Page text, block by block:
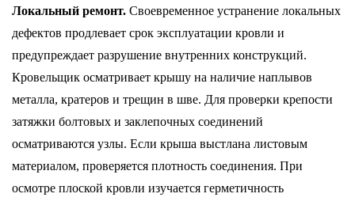
Локальный ремонт. Своевременное устранение локальных
дефектов продлевает срок эксплуатации кровли и
предупреждает разрушение внутренних конструкций.
Кровельщик осматривает крышу на наличие наплывов
металла, кратеров и трещин в шве. Для проверки крепости
затяжки болтовых и заклепочных соединений
осматриваются узлы. Если крыша выстлана листовым
материалом, проверяется плотность соединения. При
осмотре плоской кровли изучается герметичность